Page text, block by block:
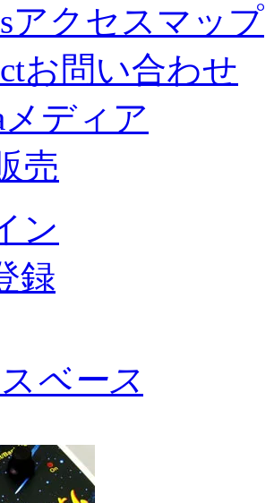
アクセスマップ
お問い合わせ
メディア
売
ン
録
ベース